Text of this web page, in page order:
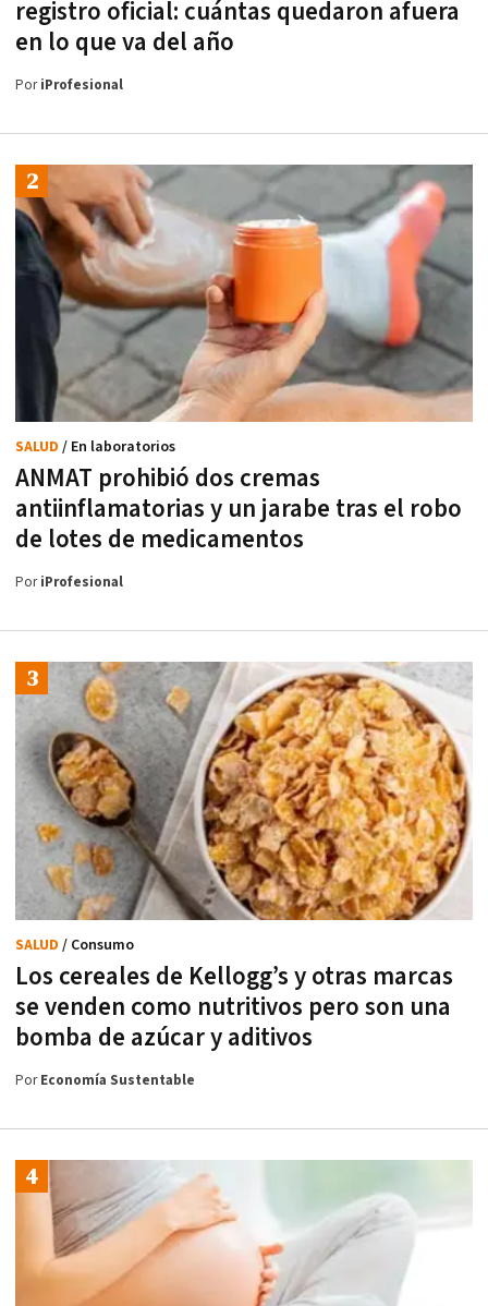
registro oficial: cuántas quedaron afuera
en lo que va del año
PoriProfesional
ANMAT prohibió dos cremas
antiinflamatorias y un jarabe tras el robo
de lotes de medicamentos
SALUD / En laboratorios
PoriProfesional
Los cereales de Kellogg’s y otras marcas
se venden como nutritivos pero son una
bomba de azúcar y aditivos
SALUD / Consumo
PorEconomía Sustentable